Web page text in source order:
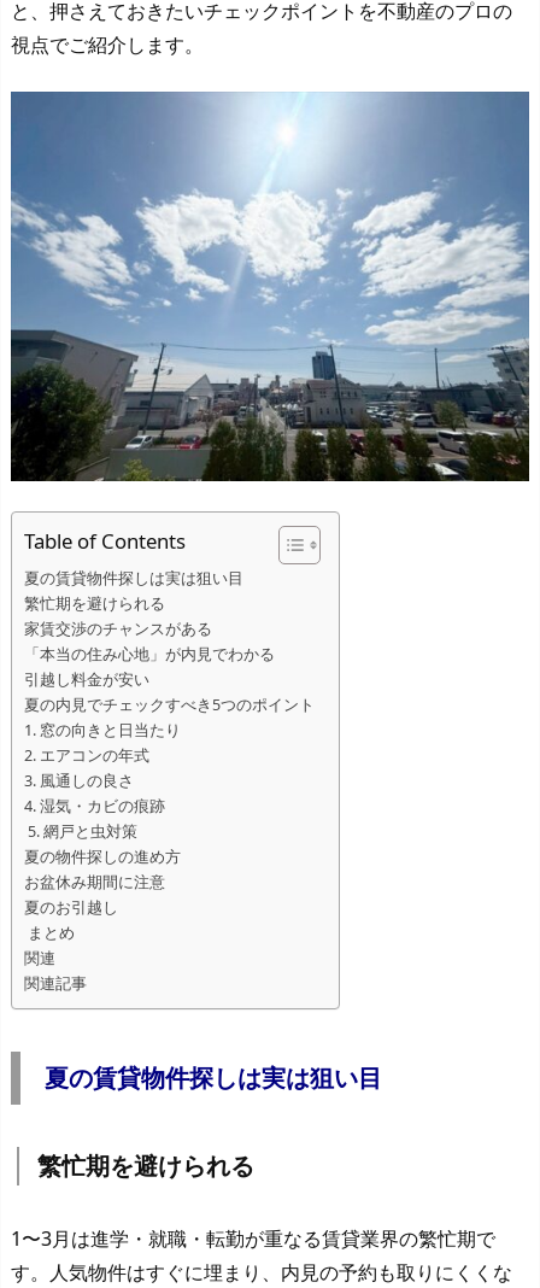
と、押さえておきたいチェックポイントを不動産のプロの
視点でご紹介します。
Table of Contents
夏の賃貸物件探しは実は狙い目
繁忙期を避けられる
家賃交渉のチャンスがある
「本当の住み心地」が内見でわかる
引越し料金が安い
夏の内見でチェックすべき5つのポイント
1. 窓の向きと日当たり
2. エアコンの年式
3. 風通しの良さ
4. 湿気・カビの痕跡
5. 網戸と虫対策
夏の物件探しの進め方
お盆休み期間に注意
夏のお引越し
まとめ
関連
関連記事
夏の賃貸物件探しは実は狙い目
繁忙期を避けられる
1〜3月は進学・就職・転勤が重なる賃貸業界の繁忙期で
す。人気物件はすぐに埋まり、内見の予約も取りにくくな